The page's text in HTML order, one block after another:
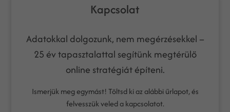
Kapcsolat
Adatokkal dolgozunk, nem megérzésekkel –
25 év tapasztalattal segítünk megtérülő
online stratégiát építeni.
Ismerjük meg egymást! Töltsd ki az alábbi űrlapot, és
felvesszük veled a kapcsolatot.